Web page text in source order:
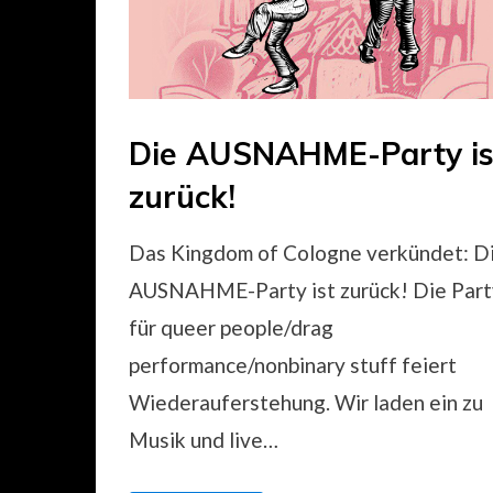
bykingdomofcologne
PostedMai 27, 2024
Uncategorized
Die AUSNAHME-Party
zurück!
Das Kingdom of Cologne verkündet:
AUSNAHME-Party ist zurück! Die
für queer people/drag
performance/nonbinary stuff feiert
Wiederauferstehung. Wir laden ein zu
Musik und live…